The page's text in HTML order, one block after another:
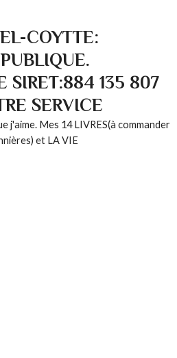
COYTTE:
SIRET:884 135 807
SERVICE
j'aime. Mes 14 LIVRES(à commander
et LA VIE